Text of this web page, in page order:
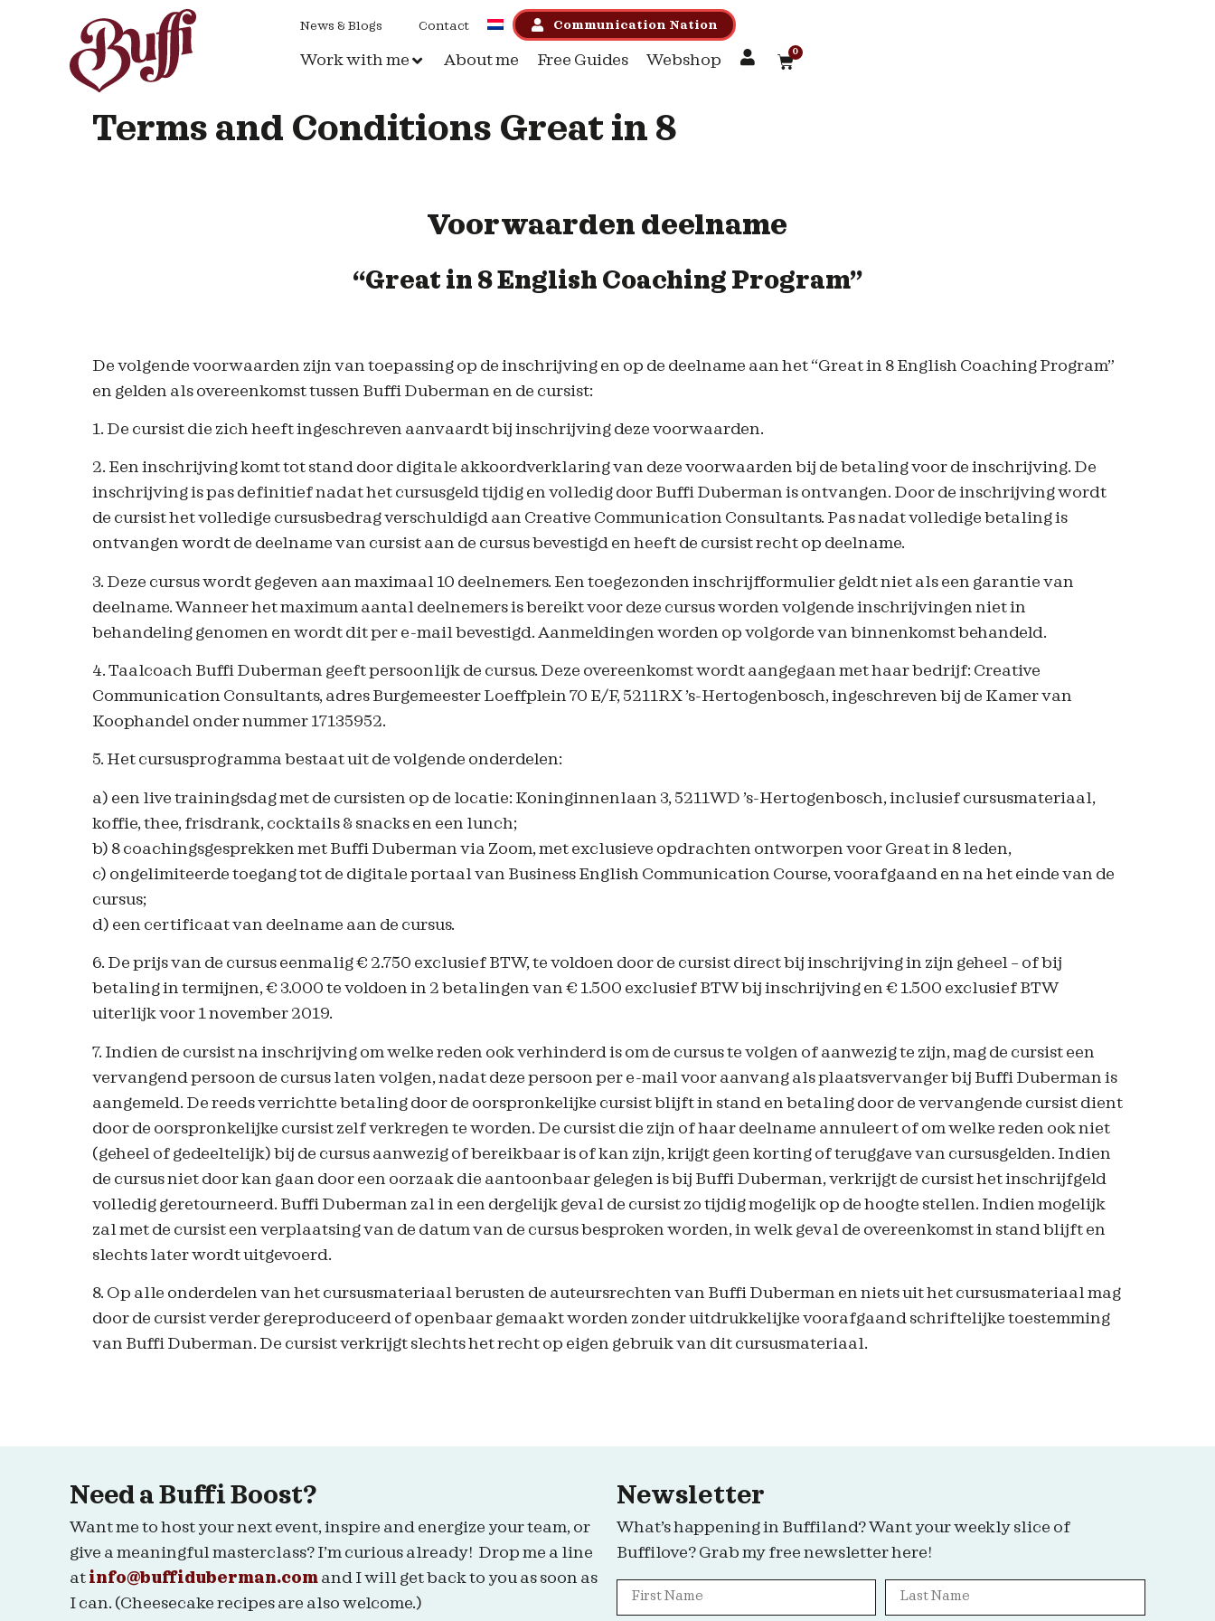
News & Blogs Contact Communication Nation
Work with me About me Free Guides Webshop
0
Terms and Conditions Great in 8
Voorwaarden deelname
“Great in 8 English Coaching Program”
De volgende voorwaarden zijn van toepassing op de inschrijving en op de deelname aan het “Great in 8 English Coaching Program”
en gelden als overeenkomst tussen Buffi Duberman en de cursist:
1. De cursist die zich heeft ingeschreven aanvaardt bij inschrijving deze voorwaarden.
2. Een inschrijving komt tot stand door digitale akkoordverklaring van deze voorwaarden bij de betaling voor de inschrijving. De
inschrijving is pas definitief nadat het cursusgeld tijdig en volledig door Buffi Duberman is ontvangen. Door de inschrijving wordt
de cursist het volledige cursusbedrag verschuldigd aan Creative Communication Consultants. Pas nadat volledige betaling is
ontvangen wordt de deelname van cursist aan de cursus bevestigd en heeft de cursist recht op deelname.
3. Deze cursus wordt gegeven aan maximaal 10 deelnemers. Een toegezonden inschrijfformulier geldt niet als een garantie van
deelname. Wanneer het maximum aantal deelnemers is bereikt voor deze cursus worden volgende inschrijvingen niet in
behandeling genomen en wordt dit per e-mail bevestigd. Aanmeldingen worden op volgorde van binnenkomst behandeld.
4. Taalcoach Buffi Duberman geeft persoonlijk de cursus. Deze overeenkomst wordt aangegaan met haar bedrijf: Creative
Communication Consultants, adres Burgemeester Loeffplein 70 E/F, 5211RX ’s-Hertogenbosch, ingeschreven bij de Kamer van
Koophandel onder nummer 17135952.
5. Het cursusprogramma bestaat uit de volgende onderdelen:
a) een live trainingsdag met de cursisten op de locatie: Koninginnenlaan 3, 5211WD ’s-Hertogenbosch, inclusief cursusmateriaal,
koffie, thee, frisdrank, cocktails & snacks en een lunch;
b) 8 coachingsgesprekken met Buffi Duberman via Zoom, met exclusieve opdrachten ontworpen voor Great in 8 leden,
c) ongelimiteerde toegang tot de digitale portaal van Business English Communication Course, voorafgaand en na het einde van de
cursus;
d) een certificaat van deelname aan de cursus.
6. De prijs van de cursus eenmalig € 2.750 exclusief BTW, te voldoen door de cursist direct bij inschrijving in zijn geheel – of bij
betaling in termijnen, € 3.000 te voldoen in 2 betalingen van € 1.500 exclusief BTW bij inschrijving en € 1.500 exclusief BTW
uiterlijk voor 1 november 2019.
7. Indien de cursist na inschrijving om welke reden ook verhinderd is om de cursus te volgen of aanwezig te zijn, mag de cursist een
vervangend persoon de cursus laten volgen, nadat deze persoon per e-mail voor aanvang als plaatsvervanger bij Buffi Duberman is
aangemeld. De reeds verrichtte betaling door de oorspronkelijke cursist blijft in stand en betaling door de vervangende cursist dient
door de oorspronkelijke cursist zelf verkregen te worden. De cursist die zijn of haar deelname annuleert of om welke reden ook niet
(geheel of gedeeltelijk) bij de cursus aanwezig of bereikbaar is of kan zijn, krijgt geen korting of teruggave van cursusgelden. Indien
de cursus niet door kan gaan door een oorzaak die aantoonbaar gelegen is bij Buffi Duberman, verkrijgt de cursist het inschrijfgeld
volledig geretourneerd. Buffi Duberman zal in een dergelijk geval de cursist zo tijdig mogelijk op de hoogte stellen. Indien mogelijk
zal met de cursist een verplaatsing van de datum van de cursus besproken worden, in welk geval de overeenkomst in stand blijft en
slechts later wordt uitgevoerd.
8. Op alle onderdelen van het cursusmateriaal berusten de auteursrechten van Buffi Duberman en niets uit het cursusmateriaal mag
door de cursist verder gereproduceerd of openbaar gemaakt worden zonder uitdrukkelijke voorafgaand schriftelijke toestemming
van Buffi Duberman. De cursist verkrijgt slechts het recht op eigen gebruik van dit cursusmateriaal.
Need a Buffi Boost?
Want me to host your next event, inspire and energize your team, or
give a meaningful masterclass? I’m curious already! Drop me a line
at info@buffiduberman.com and I will get back to you as soon as
I can. (Cheesecake recipes are also welcome.)
Newsletter
What’s happening in Buffiland? Want your weekly slice of
Buffilove? Grab my free newsletter here!